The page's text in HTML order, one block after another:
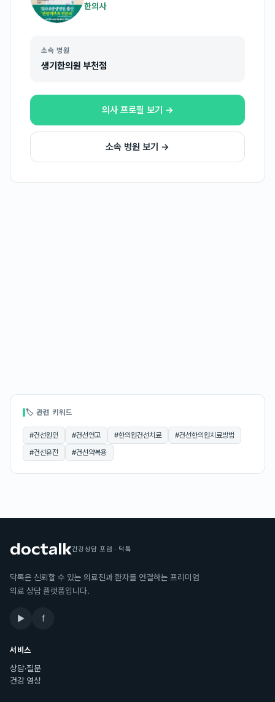
한의사
소속 병원
생기한의원 부천점
의사 프로필 보기 →
소속 병원 보기 →
🏷 관련 키워드
#건선원인 #건선연고 #한의원건선치료 #건선한의원치료방법
#건선유전 #건선약복용
건강상담 포럼 · 닥톡
닥톡은 신뢰할 수 있는 의료진과 환자를 연결하는 프리미엄
의료 상담 플랫폼입니다.
▶ f
서비스
상담·질문
건강 영상